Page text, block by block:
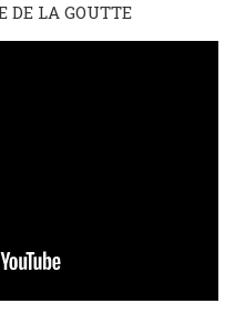
DE LA GOUTTE